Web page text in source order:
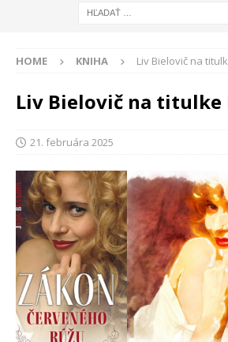
HOME KNIHA Liv Bielovič na
Liv Bielovič na
21. februára 2025